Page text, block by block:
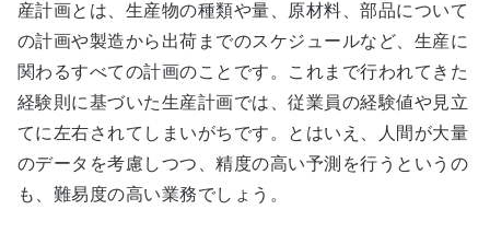
産計画とは、生産物の種類や量、原材料、部品について
の計画や製造から出荷までのスケジュールなど、生産に
関わるすべての計画のことです。これまで行われてきた
経験則に基づいた生産計画では、従業員の経験値や見立
てに左右されてしまいがちです。とはいえ、人間が大量
のデータを考慮しつつ、精度の高い予測を行うというの
も、難易度の高い業務でしょう。